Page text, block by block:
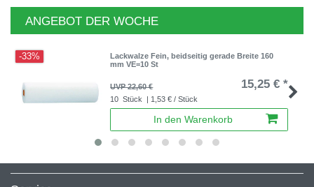
ANGEBOT DER WOCHE
-33%
Lackwalze Fein, beidseitig gerade Breite 160
mm VE=10 St
UVP 22,60 € 15,25 € *
10 Stück | 1,53 € / Stück
In den Warenkorb